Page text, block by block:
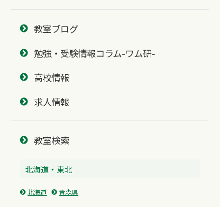
教室ブログ
勉強・受験情報コラム-ワム研-
高校情報
求人情報
教室検索
北海道・東北
北海道 青森県